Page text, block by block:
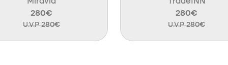
280€
U.V.P 280€
280€
U.V.P 280€